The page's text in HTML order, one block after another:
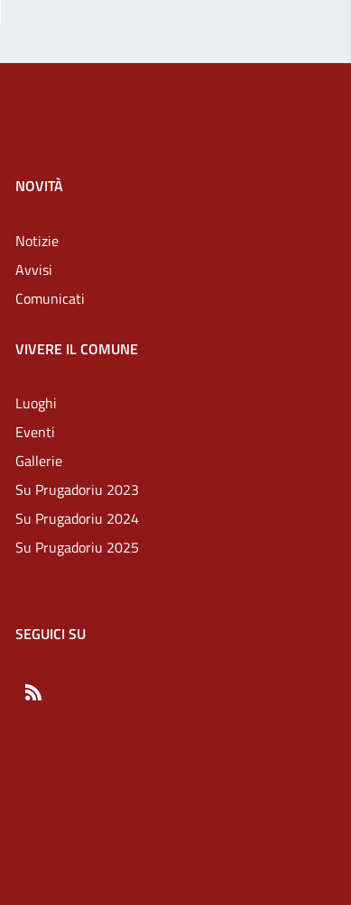
NOVITÀ
Notizie
Avvisi
Comunicati
VIVERE IL COMUNE
Luoghi
Eventi
Gallerie
Su Prugadoriu 2023
Su Prugadoriu 2024
Su Prugadoriu 2025
SEGUICI SU